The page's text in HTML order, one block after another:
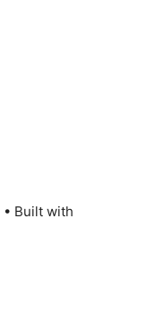
• Built with